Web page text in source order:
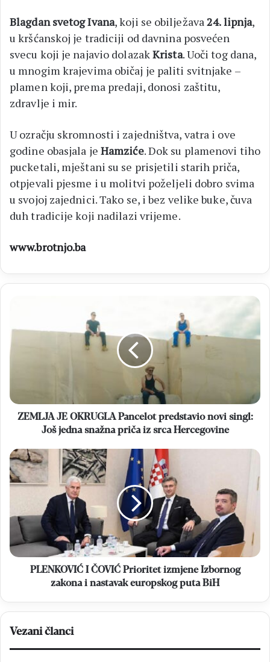
Blagdan svetog Ivana, koji se obilježava24. lipnja,
u kršćanskoj je tradiciji od davnina posvećen
svecu koji je najavio dolazakKrista. Uoči tog dana,
u mnogim krajevima običaj je paliti svitnjake –
plamen koji, prema predaji, donosi zaštitu,
zdravlje i mir.
U ozračju skromnosti i zajedništva, vatra i ove
godine obasjala je Hamziće. Dok su plamenovi tiho
pucketali, mještani su se prisjetili starih priča,
otpjevali pjesme i u molitvi poželjeli dobro svima
u svojoj zajednici. Tako se, i bez velike buke, čuva
duh tradicije koji nadilazi vrijeme.
www.brotnjo.ba
OKRUGLA
predstavio
jedna
snažna
srca
Hercegovine
ZEMLJA JE OKRUGLA Pancelot predstavio novi singl:
Još jedna snažna priča iz srca Hercegovine
PLENKOVIĆ
I
ČOVIĆ
Izbornog
zakona
i
nastavak
europskogPLENKOVIĆ I ČOVIĆ Prioritet izmjene Izbornog
zakona i nastavak europskog puta BiH
Vezani članci